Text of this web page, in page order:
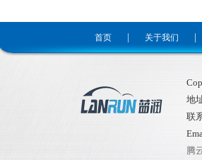
首页 关于我们
地
联
腾